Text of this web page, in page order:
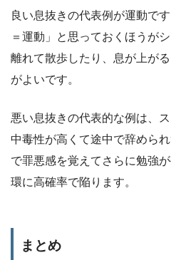
良い息抜きの代表例が運動で
＝運動」と思っておくほうが
離れて散歩したり、息が上が
がよいです。
悪い息抜きの代表的な例は、
中毒性が高くて途中で辞めら
で罪悪感を覚えてさらに勉強
環に高確率で陥ります。
まとめ